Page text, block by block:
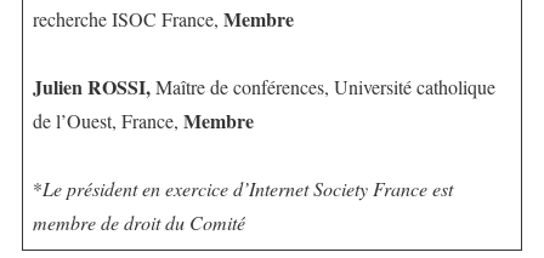
recherche ISOC France, Membre
Julien ROSSI,Maître de conférences, Université catholique
de l’Ouest, France, Membre
*Le président en exercice d’Internet Society France est
membre de droit du Comité